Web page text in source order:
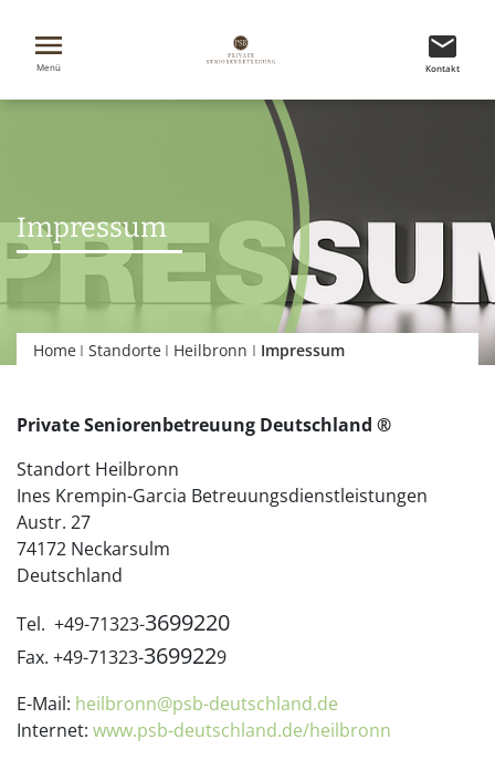
Menü Kontakt
Impressum
Home Standorte Heilbronn Impressum
Private Seniorenbetreuung Deutschland ®
Standort Heilbronn
Ines Krempin-Garcia Betreuungsdienstleistungen
Austr. 27
74172 Neckarsulm
Deutschland
Tel. +49-71323-3699220
Fax. +49-71323-3699229
E-Mail: heilbronn@psb-deutschland.de
Internet: www.psb-deutschland.de/heilbronn